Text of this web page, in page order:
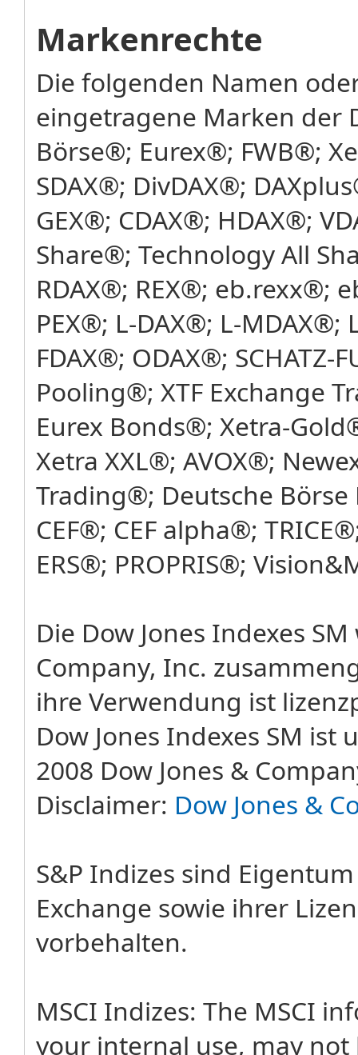
Markenrechte
Die folgenden Namen
eingetragene Marken der
Börse®; Eurex®; FWB®;
SDAX®; DivDAX®;
GEX®; CDAX®; HDAX®;
Share®; Technology All
RDAX®; REX®; eb.rexx®;
PEX®; L-DAX®; L-MDAX®;
FDAX®; ODAX®; SCHATZ-
Pooling®; XTF Exchange
Eurex Bonds®; Xetra-
Xetra XXL®; AVOX®;
Trading®; Deutsche
CEF®; CEF alpha®;
ERS®; PROPRIS®;
Die Dow Jones Indexes
Company, Inc.
ihre Verwendung ist
Dow Jones Indexes SM
2008 Dow Jones &
Disclaimer: Dow Jones &
S&P Indizes sind
Exchange sowie ihrer
vorbehalten.
MSCI Indizes: The MSCI
your internal use, may